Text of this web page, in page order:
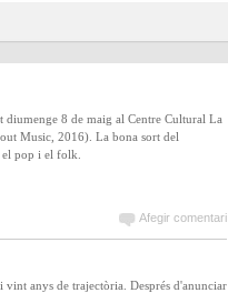
diumenge 8 de maig al Centre Cultural La
Music, 2016). La bona sort del
el pop i el folk.
Afegir comentari
vint anys de trajectòria. Després d'anunciar